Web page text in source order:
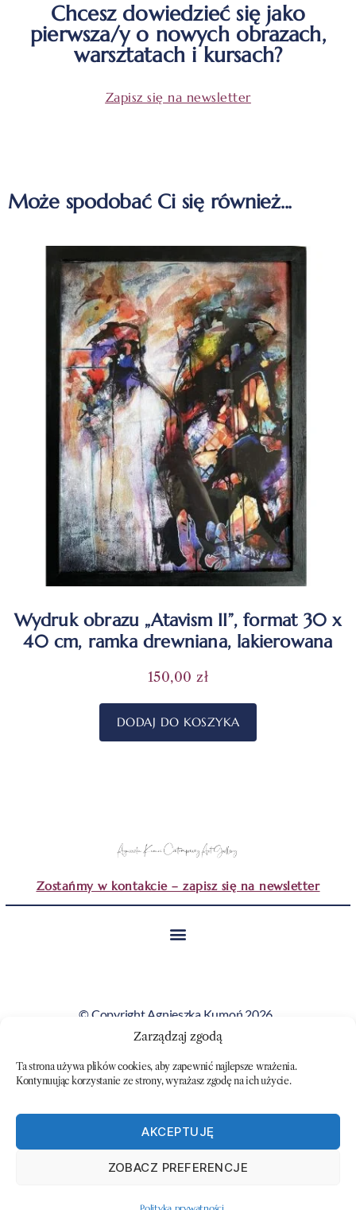
Zarządzaj zgodą
Ta strona używa plików cookies, aby zapewnić najlepsze wrażenia.
Kontynuując korzystanie ze strony, wyrażasz zgodę na ich użycie.
AKCEPTUJĘ
ZOBACZ PREFERENCJE
Chcesz dowiedzieć się jako
pierwsza/y o nowych obrazach,
warsztatach i kursach?
Zapisz się na newsletter
Wydruk obrazu „Atavism II”, format 30 x
40 cm, ramka drewniana, lakierowana
150,00zł
DODAJ DO KOSZYKA
Zostańmy w kontakcie – zapisz się na newsletter
© Copyright Agnieszka Kumoń 2026.
Wszystkie obrazy i teksty prezentowane na tej stronie
wykorzystywane bez jej zgody.